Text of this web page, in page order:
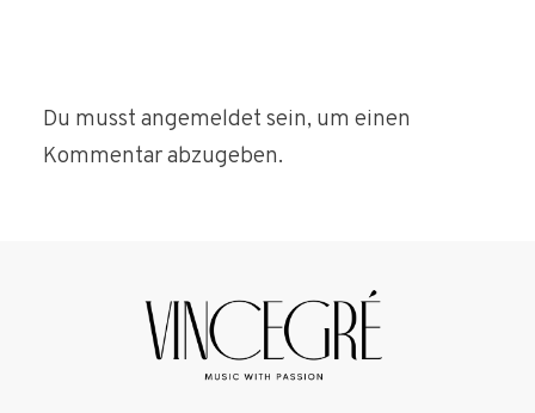
Du musst angemeldet sein, um einen
Kommentar abzugeben.